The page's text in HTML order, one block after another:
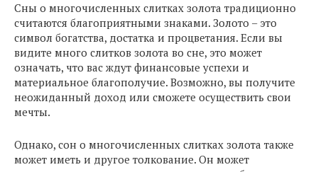
Сны о многочисленных слитках золота традиционно
считаются благоприятными знаками. Золото – это
символ богатства, достатка и процветания. Если вы
видите много слитков золота во сне, это может
означать, что вас ждут финансовые успехи и
материальное благополучие. Возможно, вы получите
неожиданный доход или сможете осуществить свои
мечты.
Однако, сон о многочисленных слитках золота также
может иметь и другое толкование. Он может